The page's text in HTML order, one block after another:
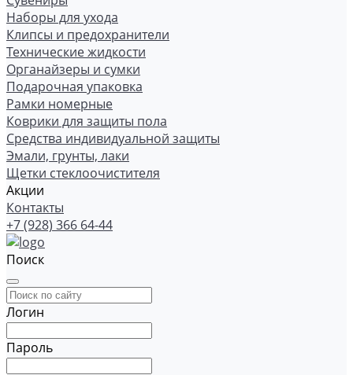
Наборы для ухода
Клипсы и предохранители
Технические жидкости
Органайзеры и сумки
Подарочная упаковка
Рамки номерные
Коврики для защиты пола
Средства индивидуальной защиты
Эмали, грунты, лаки
Щетки стеклоочистителя
Акции
Контакты
+7 (928) 366 64-44
Поиск
Логин
Пароль